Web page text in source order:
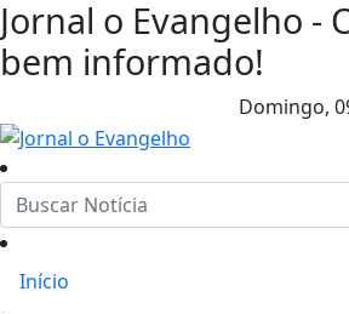
Jornal o Evangelho -
bem informado!
Domingo,
Início